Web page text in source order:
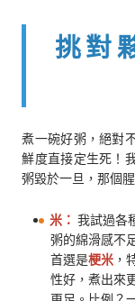
挑對
煮一碗好粥，絕對
鮮度直接定生死！
粥毀於一旦，那個
米： 我試過各
粥的綿滑感不
首選是梗米 ，
性好，煮出來